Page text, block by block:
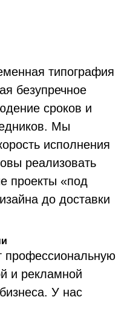
типография
безупречное
сроков и
Мы
исполнения
реализовать
проекты «под
до доставки
профессиональную
и рекламной
У нас